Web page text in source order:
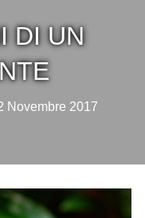
L
DI UN
Novembre 2017